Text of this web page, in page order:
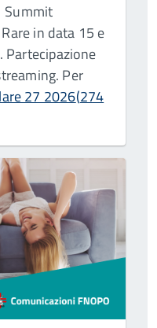
Summit
in data 15 e
Partecipazione
Per
27 2026(274